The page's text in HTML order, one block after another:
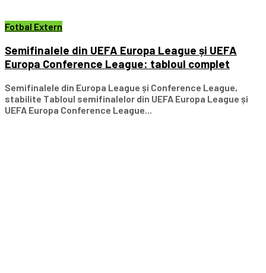
Fotbal Extern
Semifinalele din UEFA Europa League și UEFA
Europa Conference League: tabloul complet
Semifinalele din Europa League și Conference League,
stabilite Tabloul semifinalelor din UEFA Europa League și
UEFA Europa Conference League...